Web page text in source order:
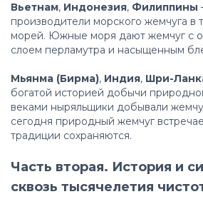
Вьетнам, Индонезия, Филиппины
производители морского жемчуга
морей. Южные моря дают жемчуг с
слоем перламутра и насыщенным
Мьянма (Бирма), Индия, Шри-
богатой историей добычи
веками ныряльщики добывали
сегодня природный жемчуг
традиции сохраняются.
Часть вторая. История и
сквозь тысячелетия